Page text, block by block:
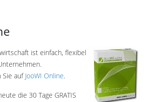
ist einfach, flexibel
Sie auf JooWI Online.
die 30 Tage GRATIS